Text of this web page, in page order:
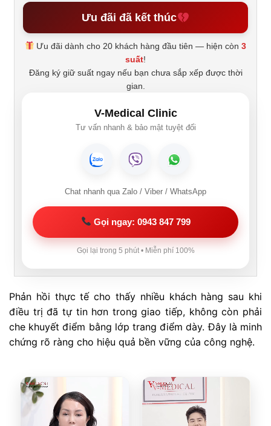
Ưu đãi đã kết thúc
Ưu đãi dành cho 20 khách hàng đầu tiên — hiện còn3
suất!
Đăng ký giữ suất ngay nếu bạn chưa sắp xếp được thời
gian.
V-Medical Clinic
Tư vấn nhanh & bảo mật tuyệt đối
Chat nhanh qua Zalo / Viber / WhatsApp
Gọi ngay: 0943 847 799
Gọi lại trong 5 phút • Miễn phí 100%
Phản hồi thực tế cho thấy nhiều khách hàng sau khi
điều trị đã tự tin hơn trong giao tiếp, không còn phải
che khuyết điểm bằng lớp trang điểm dày. Đây là minh
chứng rõ ràng cho hiệu quả bền vững của công nghệ.